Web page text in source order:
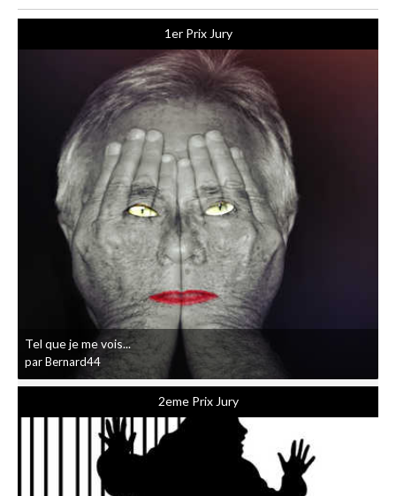
1er Prix Jury
Tel que je me vois...
par Bernard44
2eme Prix Jury